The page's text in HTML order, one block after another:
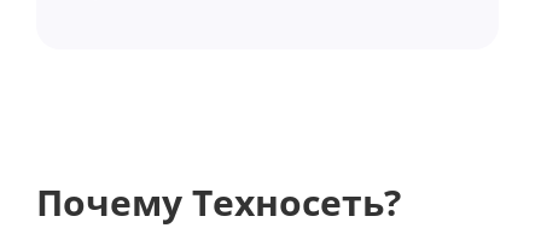
Почему Техносеть?